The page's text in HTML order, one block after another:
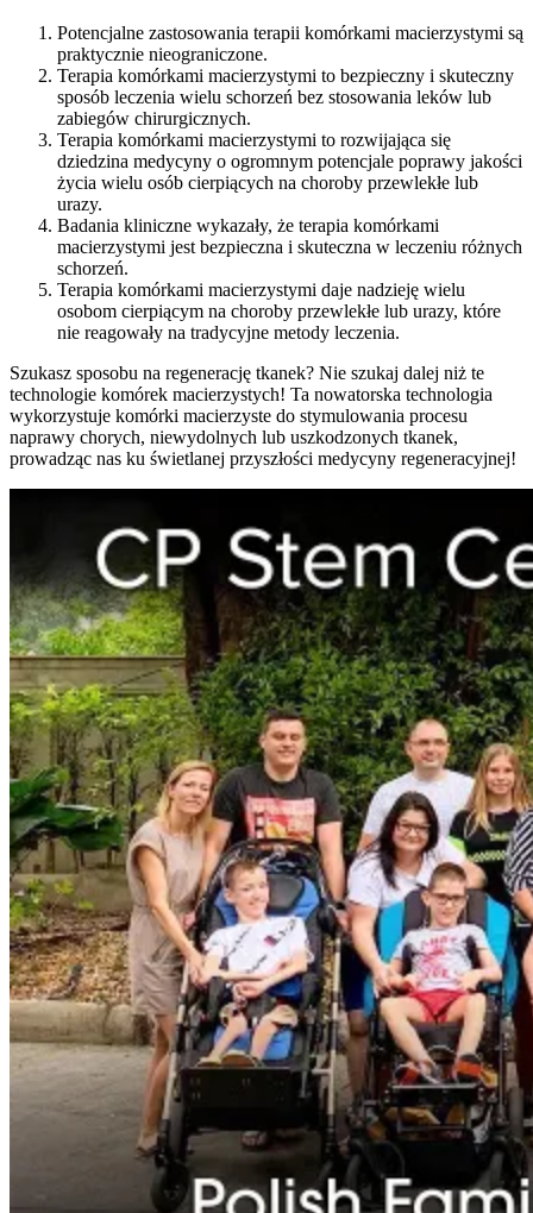
Potencjalne zastosowania terapii komórkami macierzystymi są
praktycznie nieograniczone.
Terapia komórkami macierzystymi to bezpieczny i skuteczny
sposób leczenia wielu schorzeń bez stosowania leków lub
zabiegów chirurgicznych.
Terapia komórkami macierzystymi to rozwijająca się
dziedzina medycyny o ogromnym potencjale poprawy jakości
życia wielu osób cierpiących na choroby przewlekłe lub
urazy.
Badania kliniczne wykazały, że terapia komórkami
macierzystymi jest bezpieczna i skuteczna w leczeniu różnych
schorzeń.
Terapia komórkami macierzystymi daje nadzieję wielu
osobom cierpiącym na choroby przewlekłe lub urazy, które
nie reagowały na tradycyjne metody leczenia.
Szukasz sposobu na regenerację tkanek? Nie szukaj dalej niż te
technologie komórek macierzystych! Ta nowatorska technologia
wykorzystuje komórki macierzyste do stymulowania procesu
naprawy chorych, niewydolnych lub uszkodzonych tkanek,
prowadząc nas ku świetlanej przyszłości medycyny regeneracyjnej!